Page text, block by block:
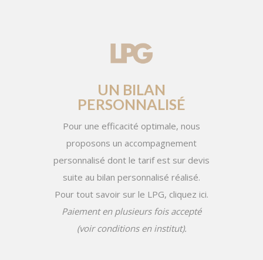
UN BILAN
PERSONNALISÉ
Pour une efficacité optimale, nous
proposons un accompagnement
personnalisé dont le tarif est sur devis
suite au bilan personnalisé réalisé.
Pour tout savoir sur le LPG, cliquez ici.
Paiement en plusieurs fois accepté
(voir conditions en institut).